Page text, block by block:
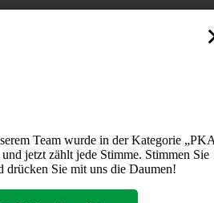
Team wurde in der Kategorie
jetzt zählt jede Stimme. Stimmen Sie
drücken Sie mit uns die Daumen!
Awards
mehr erfahren